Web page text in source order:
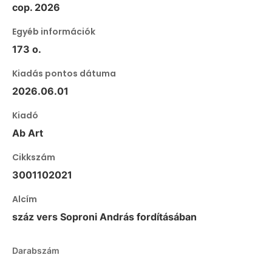
cop. 2026
Egyéb információk
173 o.
Kiadás pontos dátuma
2026.06.01
Kiadó
Ab Art
Cikkszám
3001102021
Alcím
száz vers Soproni András fordításában
Darabszám